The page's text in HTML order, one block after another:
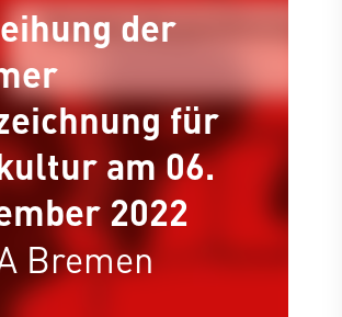
der
für
am 06.
2022
Bremen